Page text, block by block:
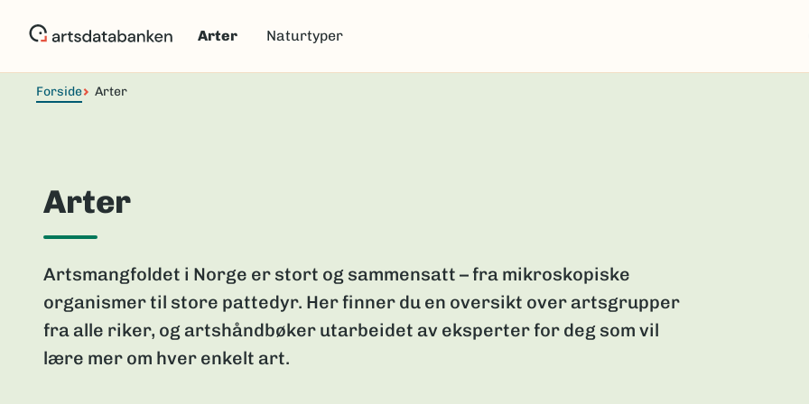
Arter Naturtyper
Forside Arter
Arter
Artsmangfoldet i Norge er stort og sammensatt – fra mikroskopiske
organismer til store pattedyr. Her finner du en oversikt over artsgrupper
fra alle riker, og artshåndbøker utarbeidet av eksperter for deg som vil
lære mer om hver enkelt art.